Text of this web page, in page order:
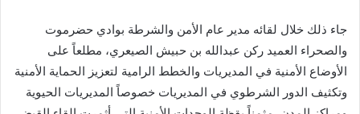
جاء ذلك خلال لقائه مدير عام الأمن والشرطة بوادي حضرموت
والصحراء العميد ركن عبدالله بن حبيش الصيعري، مطلعاً على
الأوضاع الأمنية في المديريات والخطط الرامية لتعزيز الحماية الأمنية
وتكثيف الدور الشرطوي في المديريات خصوصاً المديريات الحيوية